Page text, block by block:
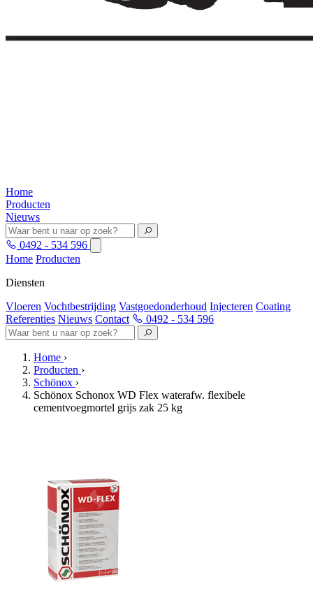
Home
Producten
Nieuws
0492 - 534 596
Home Producten
Diensten
Vloeren Vochtbestrijding Vastgoedonderhoud Injecteren Coating
Referenties Nieuws Contact 0492 - 534 596
Home ›
Producten ›
Schönox ›
Schönox Schonox WD Flex waterafw. flexibele
cementvoegmortel grijs zak 25 kg